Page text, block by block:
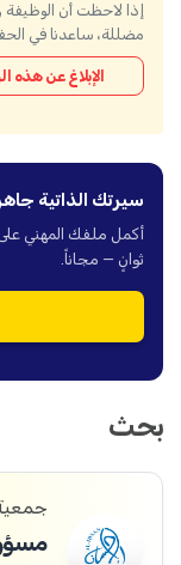
إذا لاحظت أن
مضللة، ساعدنا في
الإبلاغ عن هذه
سيرتك الذاتية
أكمل ملفك المهني
ثوانٍ — مجاناً.
بحث